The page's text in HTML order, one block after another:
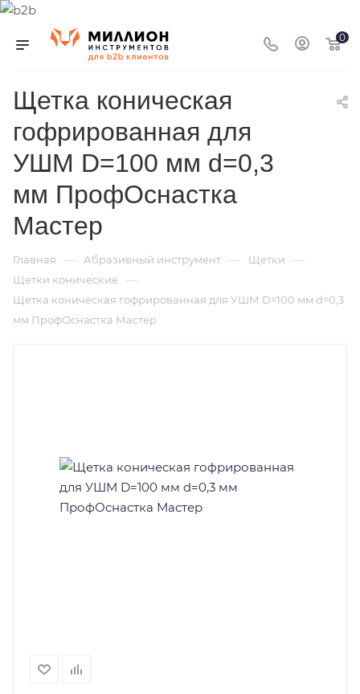
0
Щетка коническая
гофрированная для
УШМ D=100 мм d=0,3
мм ПрофОснастка
Мастер
Главная — Абразивный инструмент — Щетки —
Щетки конические —
Щетка коническая гофрированная для УШМ D=100 мм d=0,3
мм ПрофОснастка Мастер